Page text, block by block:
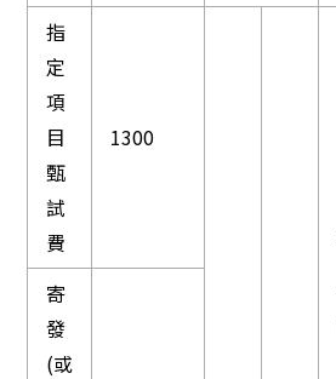
指
定
項
目
甄
試
費
1300
寄
發
(或